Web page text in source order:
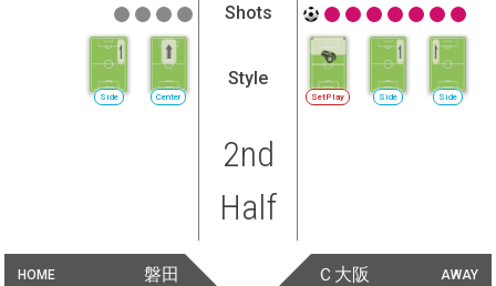
Shots
Center
Side
Style
SetPlay Side Side
2nd
Half
HOME 磐田 AWAY
Ｃ大阪